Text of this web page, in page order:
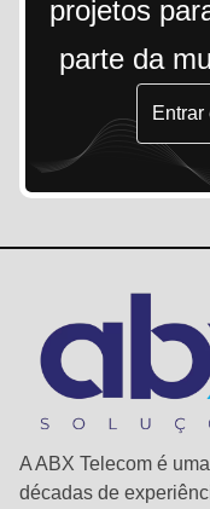
projetos
parte da
Entrar
A ABX Telecom é
décadas de